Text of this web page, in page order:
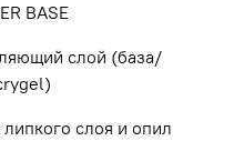
BASE
слой (база/
слоя и опил